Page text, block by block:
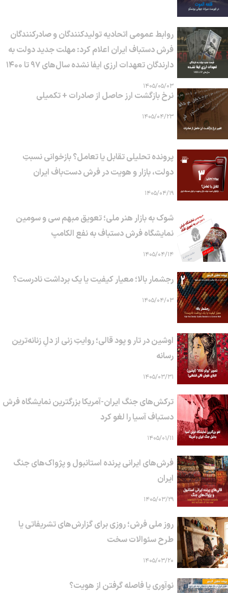
روابط عمومی اتحادیه تولیدکنندگان و صادرکنندگان
فرش دستباف ایران اعلام کرد: مهلت جدید دولت به
دارندگان تعهدات ارزی ایفا نشده سال‌های ۹۷ تا ۱۴۰۰
۱۴۰۵/۰۵/۰۳
نرخ بازگشت ارز حاصل از صادرات + تکمیلی
۱۴۰۵/۰۴/۲۳
پرونده تحلیلی تقابل یا تعامل؟ بازخوانی نسبتِ
دولت، بازار و هویت در فرش دست‌باف ایران
۱۴۰۵/۰۴/۱۹
شوک به بازار هنر ملی؛ تعویق مبهم سی و سومین
نمایشگاه فرش دستباف به نفع الکامپ
۱۴۰۵/۰۴/۱۴
رجشمار بالا؛ معیار کیفیت یا یک برداشت نادرست؟
۱۴۰۵/۰۴/۰۳
اوشین در تار و پود قالی؛ روایتِ زنی از دلِ زنانه‌ترین
رسانه
۱۴۰۵/۰۳/۳۱
ترکش‌های جنگ ایران-آمریکا بزرگترین نمایشگاه فرش
دستباف آسیا را لغو کرد
۱۴۰۵/۰۱/۱۱
فرش‌های ایرانی پرنده استانبول و پژواک‌های جنگ
ایران
۱۴۰۵/۰۳/۲۹
روز ملی فرش؛ روزی برای گزارش‌های تشریفاتی یا
طرح سئوالات سخت
۱۴۰۵/۰۳/۲۰
نوآوری یا فاصله گرفتن از هویت؟